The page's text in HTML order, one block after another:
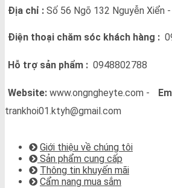
Địa chỉ : Số 56 Ngõ 132 Nguyễn Xiển
Điện thoại chăm sóc khách hàng :
Hỗ trợ sản phẩm : 0948802788
Website: www.ongngheyte.com -
trankhoi01.ktyh@gmail.com
Giới thiệu về chúng tôi
Sản phẩm cung cấp
Thông tin khuyến mãi
Cẩm nang mua sắm